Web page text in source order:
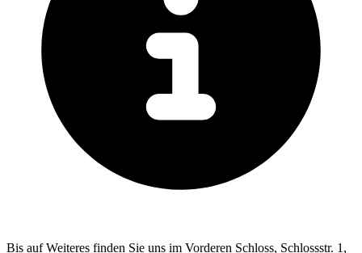
Bis auf Weiteres finden Sie uns im Vorderen Schloss, Schlossstr. 1,